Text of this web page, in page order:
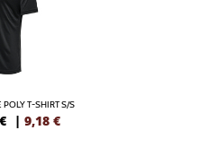
POLY T-SHIRT S/S
| 9,18 €